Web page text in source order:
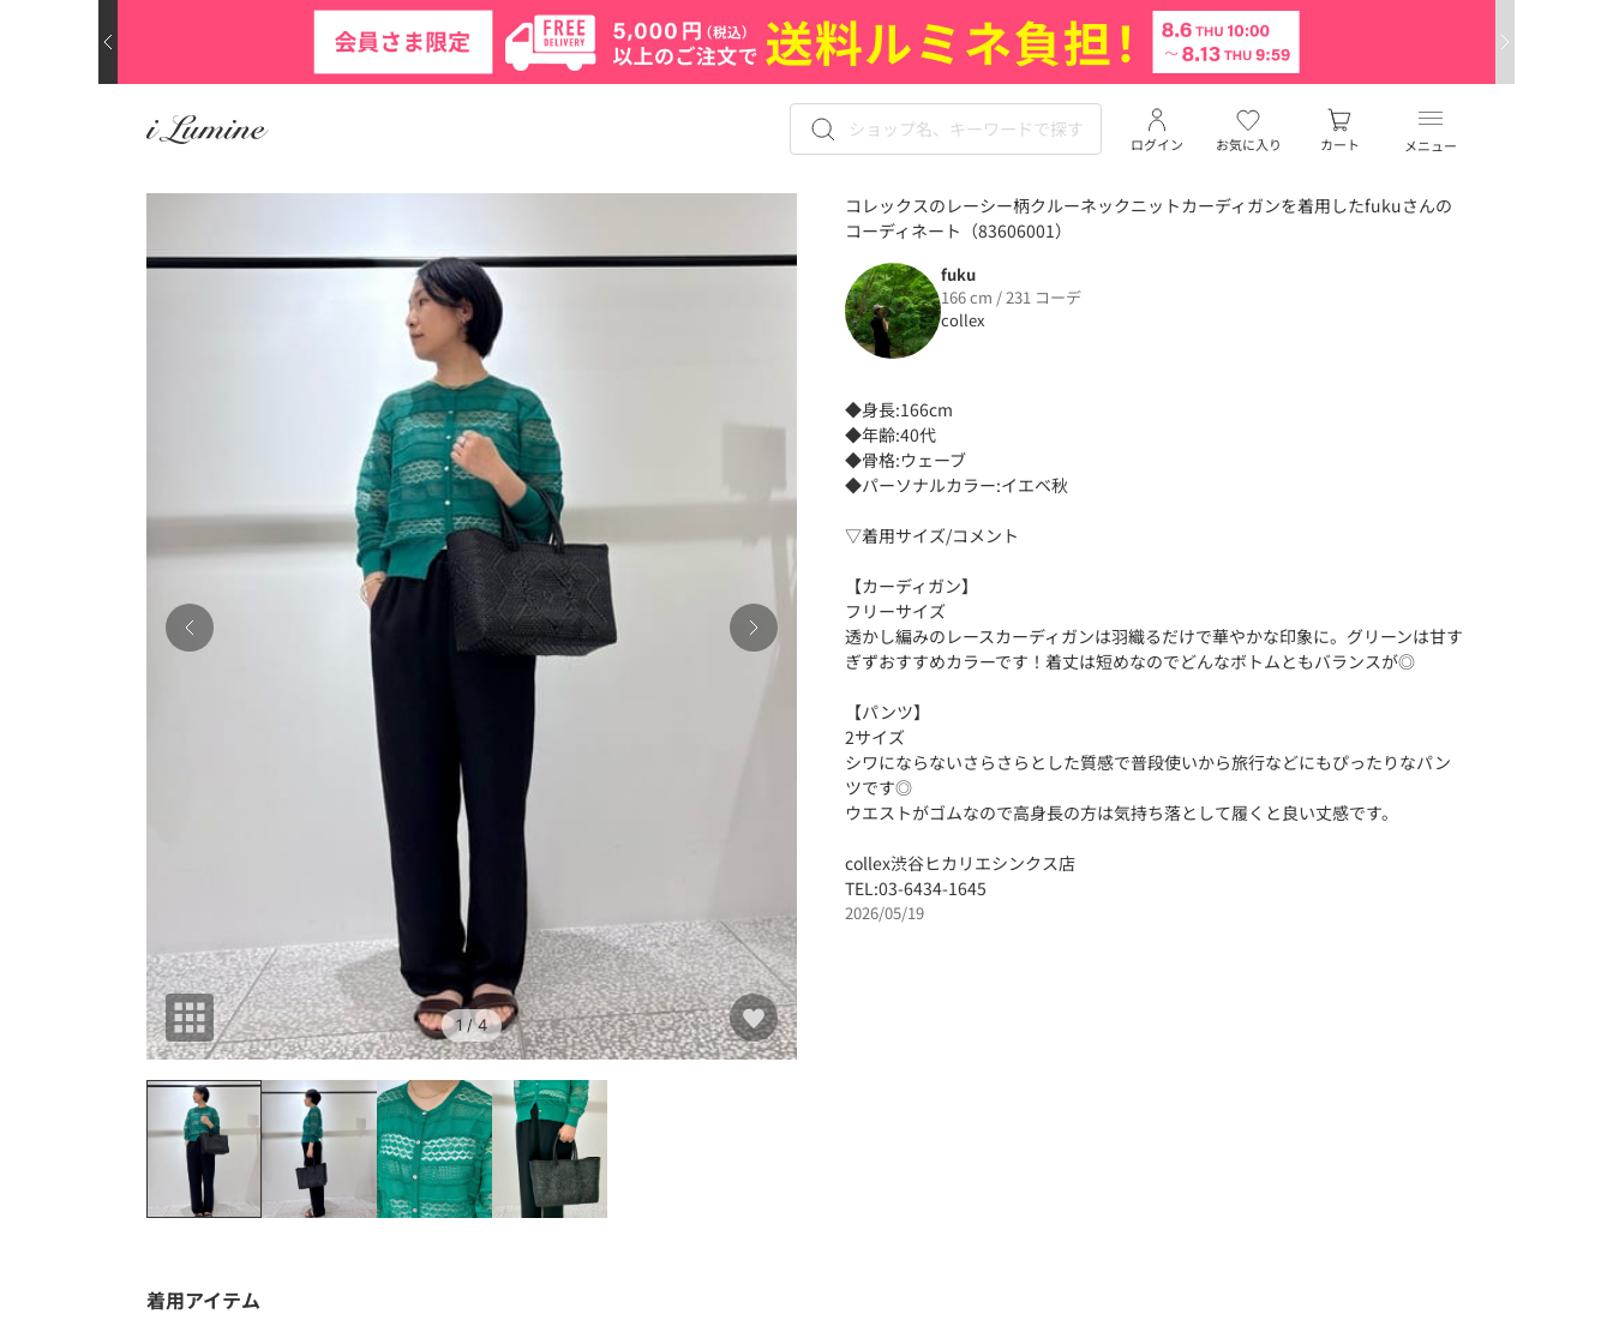
メニュー
お気に入り
ログイン カート
1/ 4
コレックスのレーシー柄クルーネックニットカーディガンを着用したfukuさんの
コーディネート（83606001）
fuku
166 cm / 231 コーデ
collex
◆身長:166cm
◆年齢:40代
◆骨格:ウェーブ
◆パーソナルカラー:イエベ秋
▽着用サイズ/コメント
【カーディガン】
フリーサイズ
透かし編みのレースカーディガンは羽織るだけで華やかな印象に。グリーンは甘す
ぎずおすすめカラーです！着丈は短めなのでどんなボトムともバランスが◎
【パンツ】
2サイズ
シワにならないさらさらとした質感で普段使いから旅行などにもぴったりなパン
ツです◎
ウエストがゴムなので高身長の方は気持ち落として履くと良い丈感です。
collex渋谷ヒカリエシンクス店
TEL:03-6434-1645
2026/05/19
着用アイテム